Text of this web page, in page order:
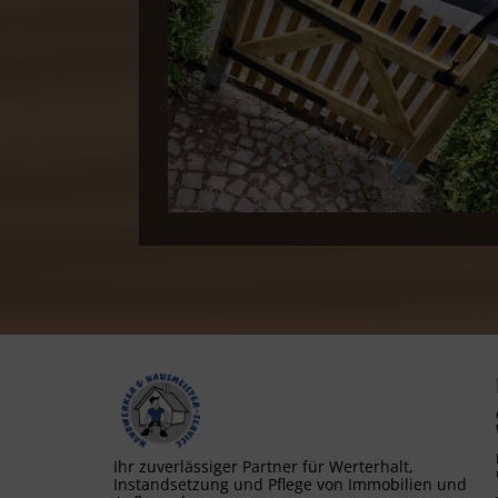
Ihr zuverlässiger Partner für Werterhalt,
Instandsetzung und Pflege von Immobilien und